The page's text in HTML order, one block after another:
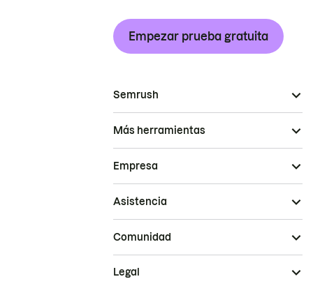
Empezar prueba gratuita
Semrush
Más herramientas
Empresa
Asistencia
Comunidad
Legal